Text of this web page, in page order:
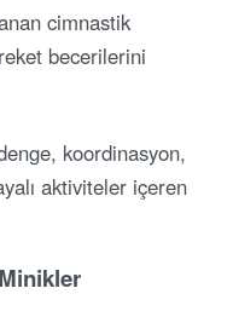
cimnastik
becerilerini
koordinasyon,
aktiviteler içeren